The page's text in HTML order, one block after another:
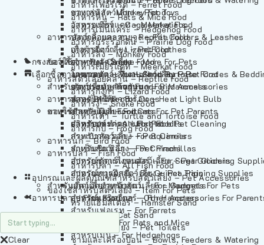
อาหารเฟอร์เร็ต – Ferret Food
อาหารหนู – Rats & Mice Food
อาหารเม่นแคระ – Hedgehog Food
อาหารกระรอกดิน – Prairie Dog Food
อาหารลิง – Monkey Food
อาหารเมียร์แคท – Meerkat Food
อาหารสัตว์เลี้อยคลาน – Reptile Food
อาหารกิ้งก่า – Lizard Food
อาหารงู – Snake Food
อาหารเต่า – Turtle and Tortoise Food
อาหารกบ – Frog Food
อาหารนก – Bird Food
อาหารปลา – Fish Food
อาหารปลา – All Fish Food
อุปกรณและผลิตภัณฑ์สำหรับสัตว์เลี้ยง – Pet Accessories
ของใช้สำหรับสัตว์เลี้ยง – Item For Pets
ทรายแฮมสเตอร์ – Hamster Sand
ทรายแมว – Cat Sand
ห้องน้ำสัตว์เลี้ยง – Pet Toilets
ชามและเครื่องป้อน – Bowls, Feeders & Watering
อาหารลิง – Monkey Food
อาหารเมียร์แคท – Meerkat Food
อาหารสัตว์เลี้อยคลาน – Reptile Food
อาหารกิ้งก่า – Lizard Food
อาหารงู – Snake Food
อาหารเต่า – Turtle and Tortoise Food
อาหารกบ – Frog Food
อาหารนก – Bird Food
อาหารปลา – Fish Food
อาหารปลา – All Fish Food
ของเล่นสัตว์เลี้ยง – Pet Toys
วัสดุรองกรง – Cage Materials
ปลอกคอและสายจูง – Pet Collars & Leashes
เสื้อผ้าสัตว์เลี้ยง – Pet Clothes
ของใช้สำหรับสัตว์เลี้ยง – More For Pets
โดมนอนและที่นอนสัตว์เลี้ยง – Pet Crates &
ของประดับสำหรับนก – Bird Accessories
หลอดไฟให้ความร้อน – Heat Light Bulb
ของใช้สำหรับผู้เลี้ยง – Items For Pet Parents
ผลิตภัณฑ์ทำความสะอาด – Pet Cleaning
กระเป๋าสัตว์เลี้ยง – Pet Carriers
รถเข็นสัตว์เลี้ยง – Pet Prams
อุปกรณ์ตัดแต่งขนสัตว์เลี้ยง – Pet Grooming
อุปกรณ์การฝึกสัตว์เลี้ยง – Pet Training Supplies
แก็ดเจ็ตสำหรับสัตว์เลี้ยง – Gadgets For Pets
อุปกรณ์เสริมอื่นๆ – Other Accessories For
กรงสัตว์เลี้ยง – Pet Cages
เลือกซื้อตามหมวดสัตว์เลี้ยง – Shop By Pet
สำหรับสัตว์เลี้ยงลูกด้วยนม – For Mammals
สำหรับสุนัข – For Dogs
สำหรับแมว – For Cats
สำหรับกระต่าย – For Rabbits
สำหรับกระรอก – For Squirrels
สำหรับชินชิล่า – For Chinchillas
สำหรับชูการ์ไกลเดอร์ – For Sugar Gliders
สำหรับหนูแกสบี้ – For Guinea Pigs
สำหรับสัตว์เลี้ยงลูกด้วยนม – For Mammals
สำหรับแฮมสเตอร์ – For Hamsters
สำหรับเฟอเรท – For Ferrets
สำหรับหนู – For Rats and Mice
สำหรับเม่น – For Hedgehogs
อาหารปลา – Fish Food
Clear